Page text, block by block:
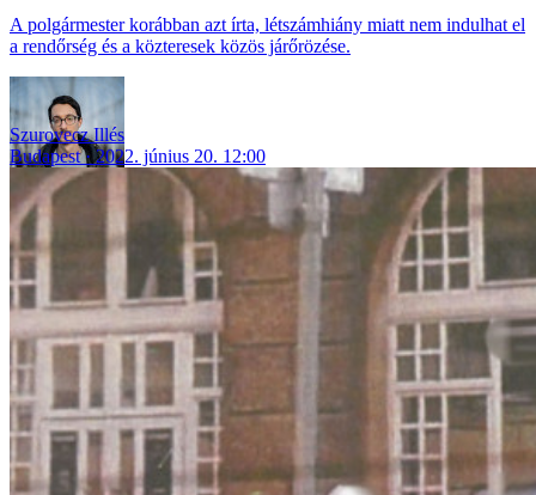
A polgármester korábban azt írta, létszámhiány miatt nem indulhat el
a rendőrség és a közteresek közös járőrözése.
Szurovecz Illés
Budapest
2022. június 20. 12:00